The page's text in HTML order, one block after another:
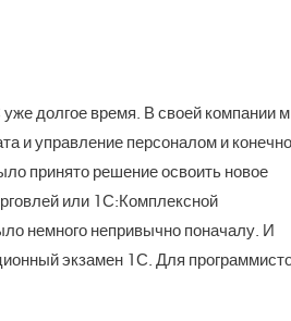
долгое время. В своей компании
и управление персоналом и конечно
принято решение освоить новое
или 1С:Комплексной
немного непривычно поначалу. И
экзамен 1С. Для